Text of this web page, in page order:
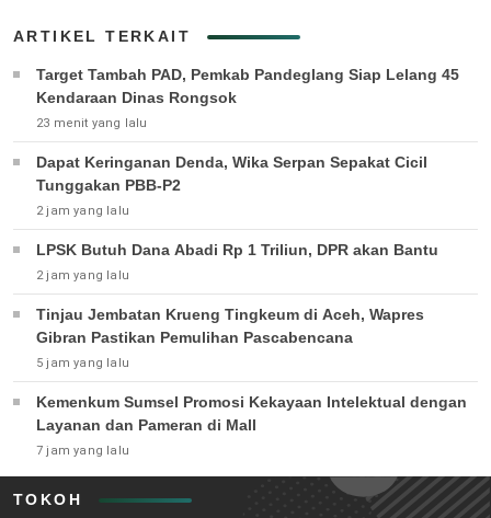
ARTIKEL TERKAIT
Target Tambah PAD, Pemkab Pandeglang Siap Lelang 45
Kendaraan Dinas Rongsok
23 menit yang lalu
Dapat Keringanan Denda, Wika Serpan Sepakat Cicil
Tunggakan PBB-P2
2 jam yang lalu
LPSK Butuh Dana Abadi Rp 1 Triliun, DPR akan Bantu
2 jam yang lalu
Tinjau Jembatan Krueng Tingkeum di Aceh, Wapres
Gibran Pastikan Pemulihan Pascabencana
5 jam yang lalu
Kemenkum Sumsel Promosi Kekayaan Intelektual dengan
Layanan dan Pameran di Mall
7 jam yang lalu
TOKOH